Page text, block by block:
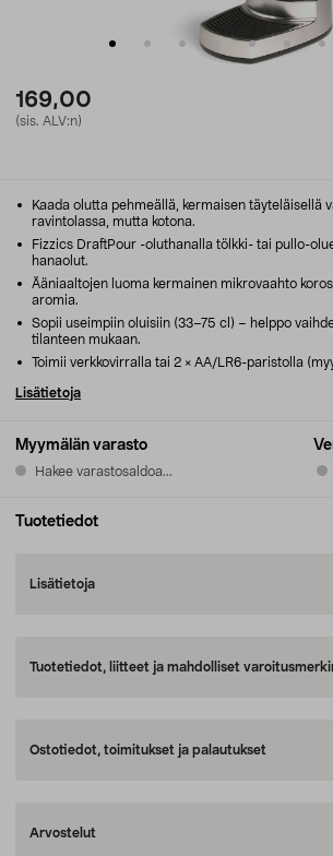
169,00
(sis. ALV:n)
Myymälän varasto
Hakee varastosaldoa...
Kaada olutta pehmeällä, kermaisen täyteläisellä
ravintolassa, mutta kotona.
Fizzics DraftPour -oluthanalla tölkki- tai pullo-
hanaolut.
Ääniaaltojen luoma kermainen mikrovaahto
aromia.
Sopii useimpiin oluisiin (33–75 cl) – helppo
tilanteen mukaan.
Toimii verkkovirralla tai 2 × AA/LR6-paristolla
Lisätietoja
Tuotetiedot
Lisätietoja
Tuotetiedot, liitteet ja mahdolliset
Ostotiedot, toimitukset ja palautukset
Arvostelut